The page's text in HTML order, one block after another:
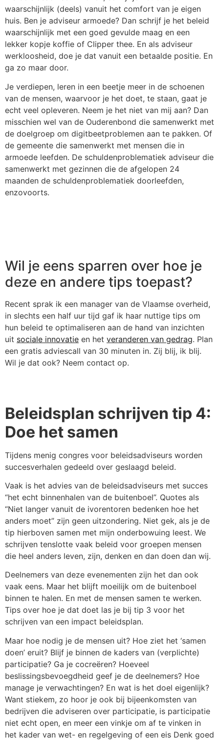
waarschijnlijk (deels) vanuit het comfort van je eigen
huis. Ben je adviseur armoede? Dan schrijf je het beleid
waarschijnlijk met een goed gevulde maag en een
lekker kopje koffie of Clipper thee. En als adviseur
werkloosheid, doe je dat vanuit een betaalde positie. En
ga zo maar door.
Je verdiepen, leren in een beetje meer in de schoenen
van de mensen, waarvoor je het doet, te staan, gaat je
echt veel opleveren. Neem je het niet van mij aan? Dan
misschien wel van de Ouderenbond die samenwerkt met
de doelgroep om digitbeetproblemen aan te pakken. Of
de gemeente die samenwerkt met mensen die in
armoede leefden. De schuldenproblematiek adviseur die
samenwerkt met gezinnen die de afgelopen 24
maanden de schuldenproblematiek doorleefden,
enzovoorts.
Wil je eens sparren over hoe je
deze en andere tips toepast?
Recent sprak ik een manager van de Vlaamse overheid,
in slechts een half uur tijd gaf ik haar nuttige tips om
hun beleid te optimaliseren aan de hand van inzichten
uit sociale innovatie en het veranderen van gedrag. Plan
een gratis adviescall van 30 minuten in. Zij blij, ik blij.
Wil je dat ook? Neem contact op.
Beleidsplan schrijven tip 4:
Doe het samen
Tijdens menig congres voor beleidsadviseurs worden
succesverhalen gedeeld over geslaagd beleid.
Vaak is het advies van de beleidsadviseurs met succes
“het echt binnenhalen van de buitenboel”. Quotes als
“Niet langer vanuit de ivorentoren bedenken hoe het
anders moet” zijn geen uitzondering. Niet gek, als je de
tip hierboven samen met mijn onderbowuing leest. We
schrijven tenslotte vaak beleid voor groepen mensen
die heel anders leven, zijn, denken en dan doen dan wij.
Deelnemers van deze evenementen zijn het dan ook
vaak eens. Maar het blijft moeilijk om de buitenboel
binnen te halen. En met de mensen samen te werken.
Tips over hoe je dat doet las je bij tip 3 voor het
schrijven van een impact beleidsplan.
Maar hoe nodig je de mensen uit? Hoe ziet het ‘samen
doen’ eruit? Blijf je binnen de kaders van (verplichte)
participatie? Ga je cocreëren? Hoeveel
beslissingsbevoegdheid geef je de deelnemers? Hoe
manage je verwachtingen? En wat is het doel eigenlijk?
Want stiekem, zo hoor je ook bij bijeenkomsten van
bedrijven die adviseren over participatie, is participatie
niet echt open, en meer een vinkje om af te vinken in
het kader van wet- en regelgeving of een eis Denk goed